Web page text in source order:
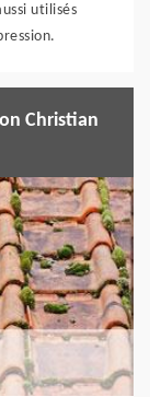
utilisés
Christian